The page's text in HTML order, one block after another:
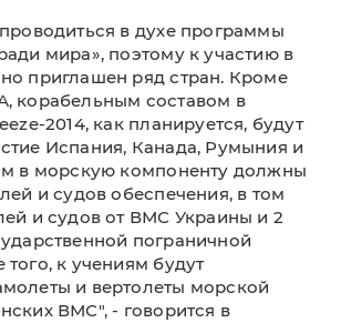
в духе программы
мира», поэтому к участию в
приглашен ряд стран. Кроме
корабельным составом в
2014, как планируется, будут
Испания, Канада, Румыния и
в морскую компоненту должны
и судов обеспечения, в том
и судов от ВМС Украины и 2
пограничной
к учениям будут
и вертолеты морской
ВМС", - говорится в